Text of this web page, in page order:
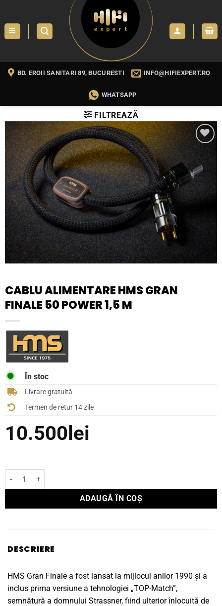
content
BD. EROII SANITARI 89, BUCURESTI INFO@HIFIEXPERT.RO
WHATSAPP
FILTREAZĂ
WISHLIST
CABLU ALIMENTARE HMS GRAN
FINALE 50 POWER 1,5 M
În stoc
Livrare gratuită
Termen de retur 14 zile
10.500 lei
Cantitate Cablu alimentare HMS Gran Finale 50 Power 1,5 M
ADAUGĂ ÎN COȘ
DESCRIERE
HMS Gran Finale a fost lansat la mijlocul anilor 1990 și a
inclus prima versiune a tehnologiei „TOP-Match”,
semnătură a domnului Strassner, fiind ulterior înlocuită de